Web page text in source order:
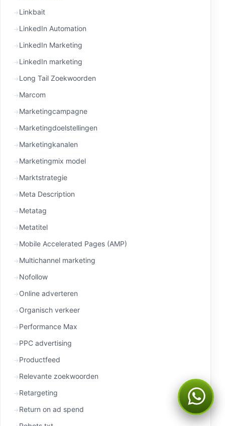
Linkbait
LinkedIn Automation
LinkedIn Marketing
LinkedIn marketing
Long Tail Zoekwoorden
Marcom
Marketingcampagne
Marketingdoelstellingen
Marketingkanalen
Marketingmix model
Marktstrategie
Meta Description
Metatag
Metatitel
Mobile Accelerated Pages (AMP)
Multichannel marketing
Nofollow
Online adverteren
Organisch verkeer
Performance Max
PPC advertising
Productfeed
Relevante zoekwoorden
Retargeting
Return on ad spendhelpen?